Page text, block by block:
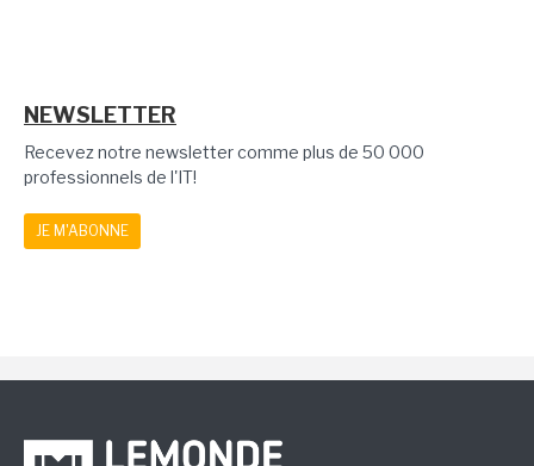
NEWSLETTER
Recevez notre newsletter comme plus de 50 000
professionnels de l'IT!
JE M'ABONNE